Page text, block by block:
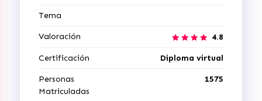
Tema
Valoración 4.8
Certificación Diploma virtual
Personas
Matriculadas
1575